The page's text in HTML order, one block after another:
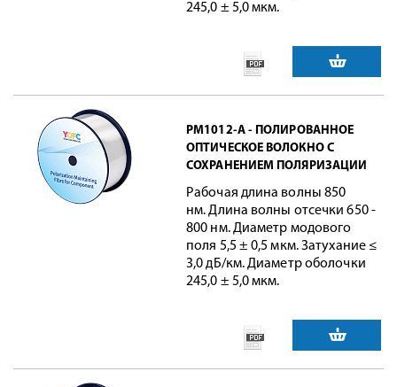
245,0 ± 5,0 мкм.
PM1012-A - ПОЛИРОВАННОЕ
ОПТИЧЕСКОЕ ВОЛОКНО С
СОХРАНЕНИЕМ ПОЛЯРИЗАЦИИ
Рабочая длина волны 850
нм. Длина волны отсечки 650 -
800 нм. Диаметр модового
поля 5,5 ± 0,5 мкм. Затухание ≤
3,0 дБ/км. Диаметр оболочки
245,0 ± 5,0 мкм.